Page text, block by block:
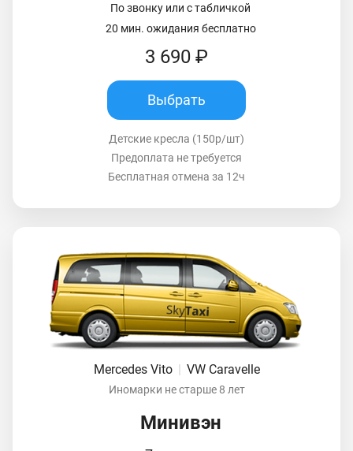
По звонку или с табличкой
20 мин. ожидания бесплатно
3 690 ₽
Выбрать
Детские кресла (150р/шт)
Предоплата не требуется
Бесплатная отмена за 12ч
Mercedes Vito VW Caravelle
Иномарки не старше 8 лет
Минивэн